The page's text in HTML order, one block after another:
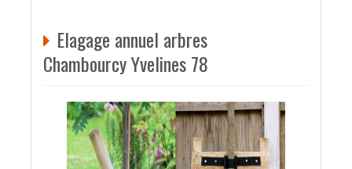
Elagage annuel arbres
Chambourcy Yvelines 78